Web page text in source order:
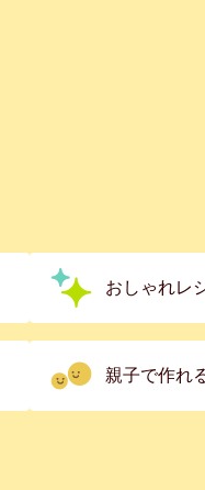
おしゃれレ
親子で作れ